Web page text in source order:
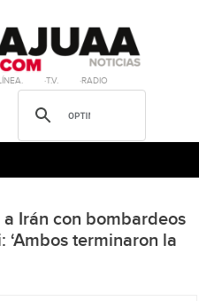
LÍNEA. ·T.V. ·RADIO
Irán con bombardeos
terminaron la